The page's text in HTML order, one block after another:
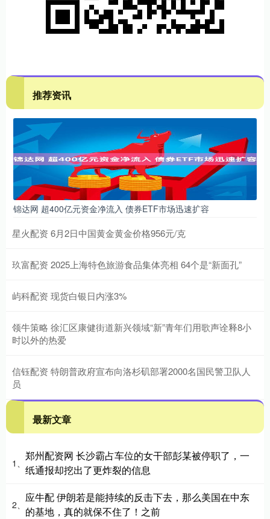
推荐资讯
锦达网 超400亿元资金净流入 债券ETF市场迅速扩容
星火配资 6月2日中国黄金黄金价格956元/克
玖富配资 2025上海特色旅游食品集体亮相 64个是“新面孔”
屿科配资 现货白银日内涨3%
领牛策略 徐汇区康健街道新兴领域“新”青年们用歌声诠释8小
时以外的热爱
信钰配资 特朗普政府宣布向洛杉矶部署2000名国民警卫队人
员
最新文章
1、
郑州配资网 长沙霸占车位的女干部彭某被停职了，一
纸通报却挖出了更炸裂的信息
2、
应牛配 伊朗若是能持续的反击下去，那么美国在中东
的基地，真的就保不住了！之前